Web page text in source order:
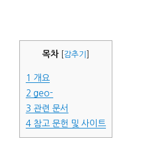
목차 감추기
1 개요
2 geo-
3 관련 문서
4참고 문헌 및 사이트